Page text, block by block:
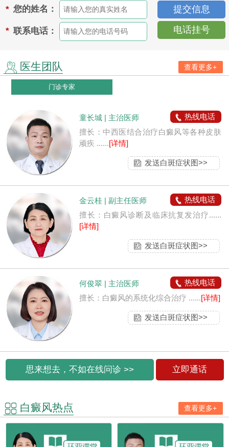
* 您的姓名：
* 联系电话： 电话挂号
医生团队 查看更多+
门诊专家
童长城 | 主治医师
热线电话
擅长：中西医结合治疗白癜风等各种皮肤
顽疾 ......[详情]
发送白斑症状图>>
金云桂 | 副主任医师
热线电话
擅长：白癜风诊断及临床抗复发治疗......
[详情]
发送白斑症状图>>
何俊翠 | 主治医师
热线电话
擅长：白癜风的系统化综合治疗 ......[详情]
发送白斑症状图>>
思来想去，不如在线问诊 >> 立即通话
白癜风热点 查看更多+